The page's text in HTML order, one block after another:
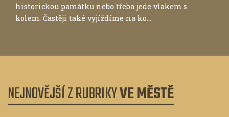
historickou památku nebo třeba jede vlakem s
kolem. Častěji také vyjíždíme na ko...
NEJNOVĚJŠÍ Z RUBRIKYVE MĚSTĚ